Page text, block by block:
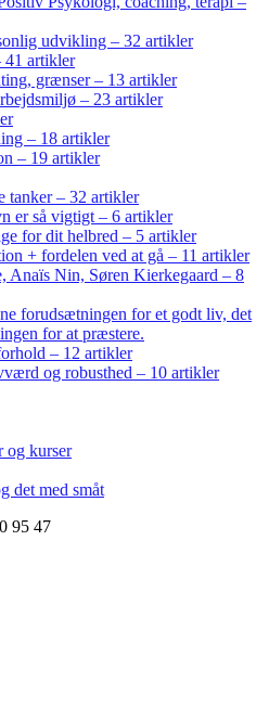
udvikling – 32 artikler
41 artikler
grænser – 13 artikler
– 23 artikler
– 18 artikler
– 19 artikler
tanker – 32 artikler
er så vigtigt – 6 artikler
for dit helbred – 5 artikler
+ fordelen ved at gå – 11 artikler
Anaïs Nin, Søren Kierkegaard – 8
forudsætningen for et godt liv, det
for at præstere.
– 12 artikler
og robusthed – 10 artikler
og kurser
det med småt
95 47